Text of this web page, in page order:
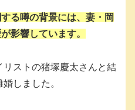
る噂の背景には、妻・岡
影響しています。
ストの猪塚慶太さんと結
しました。